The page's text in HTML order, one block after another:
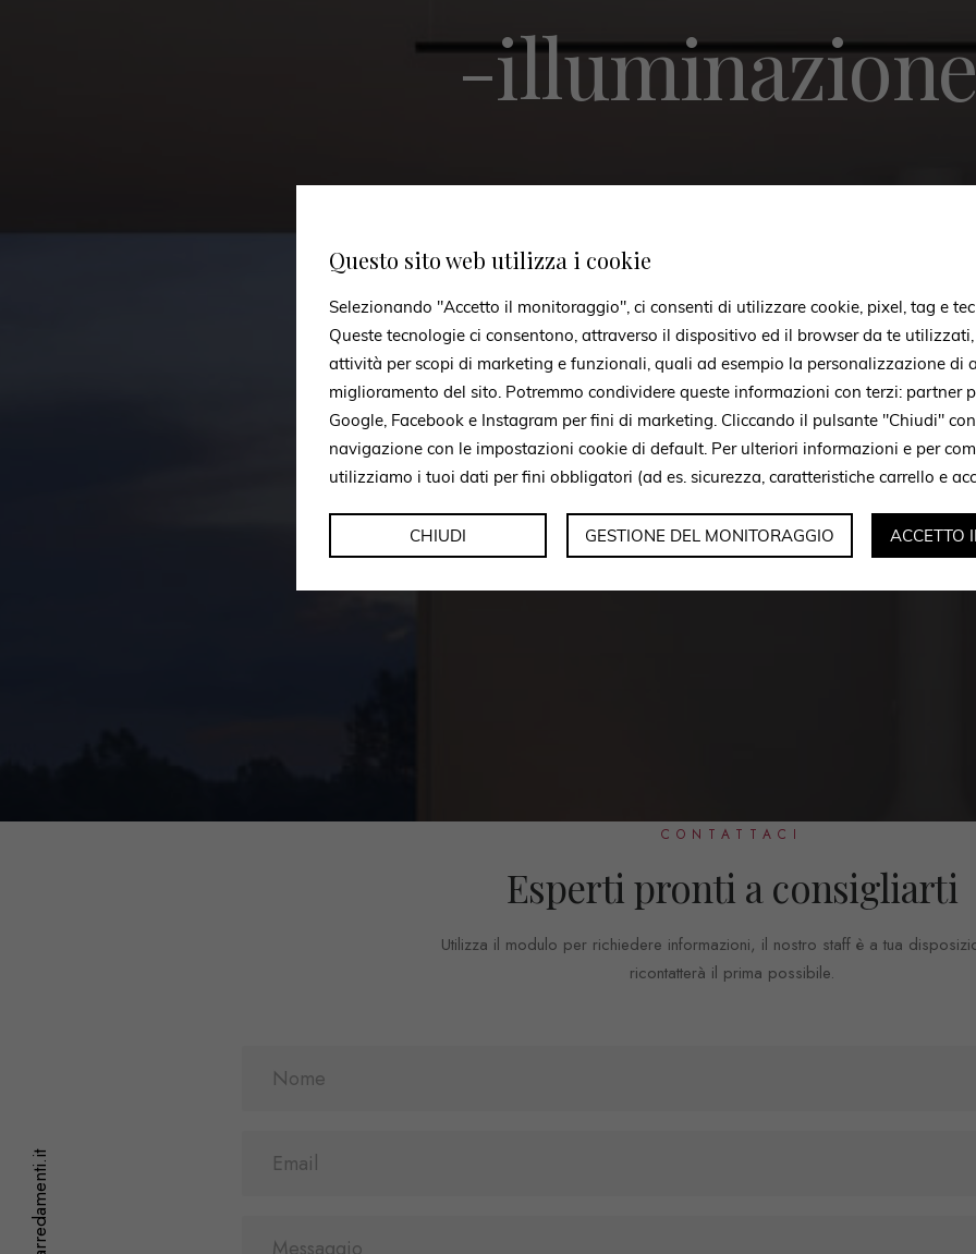
-
CONTATTACI
Esperti pronti a consigliarti
Utilizza il modulo per richiedere informazioni, il nostro staff è a tua
ricontatterà il prima possibile.
Questo sito web utilizza i cookie
Selezionando "Accetto il monitoraggio", ci consenti di utilizzare cookie, pixel, tag e
Queste tecnologie ci consentono, attraverso il dispositivo ed il browser da te
attività per scopi di marketing e funzionali, quali ad esempio la personalizzazione di
miglioramento del sito. Potremmo condividere queste informazioni con terzi: partner
Google, Facebook e Instagram per fini di marketing. Cliccando il pulsante "Chiudi"
navigazione con le impostazioni cookie di default. Per ulteriori informazioni e per
utilizziamo i tuoi dati per fini obbligatori (ad es. sicurezza, caratteristiche carrello e
CHIUDI GESTIONE DEL MONITORAGGIO ACCETTO